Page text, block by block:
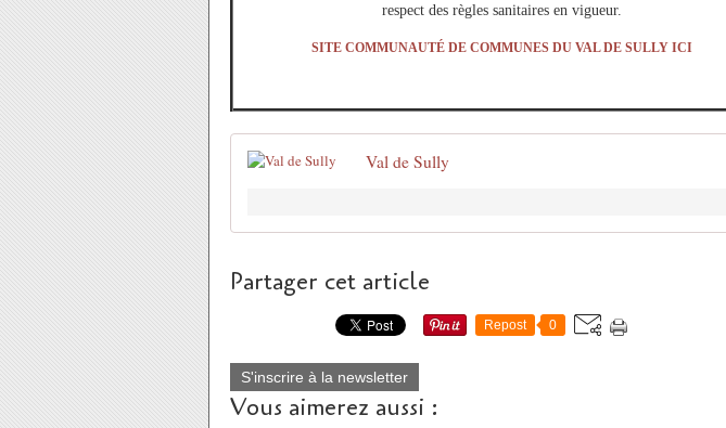
respect des règles sanitaires en vigueur.
SITE COMMUNAUTÉ DE COMMUNES DU VAL DE SULLY ICI
Val de Sully
Partager cet article
Repost 0
S'inscrire à la newsletter
Vous aimerez aussi :